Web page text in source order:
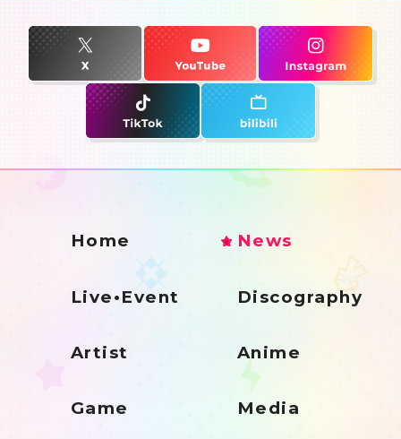
Home News
Live•Event Discography
Artist Anime
Game Media